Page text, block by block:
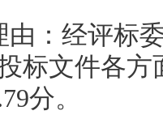
由：经评标
标文件各方
分。